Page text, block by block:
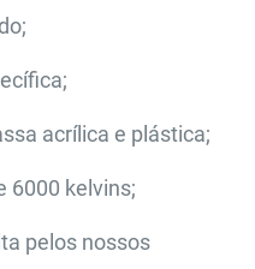
acrílica e plástica;
6000 kelvins;
pelos nossos